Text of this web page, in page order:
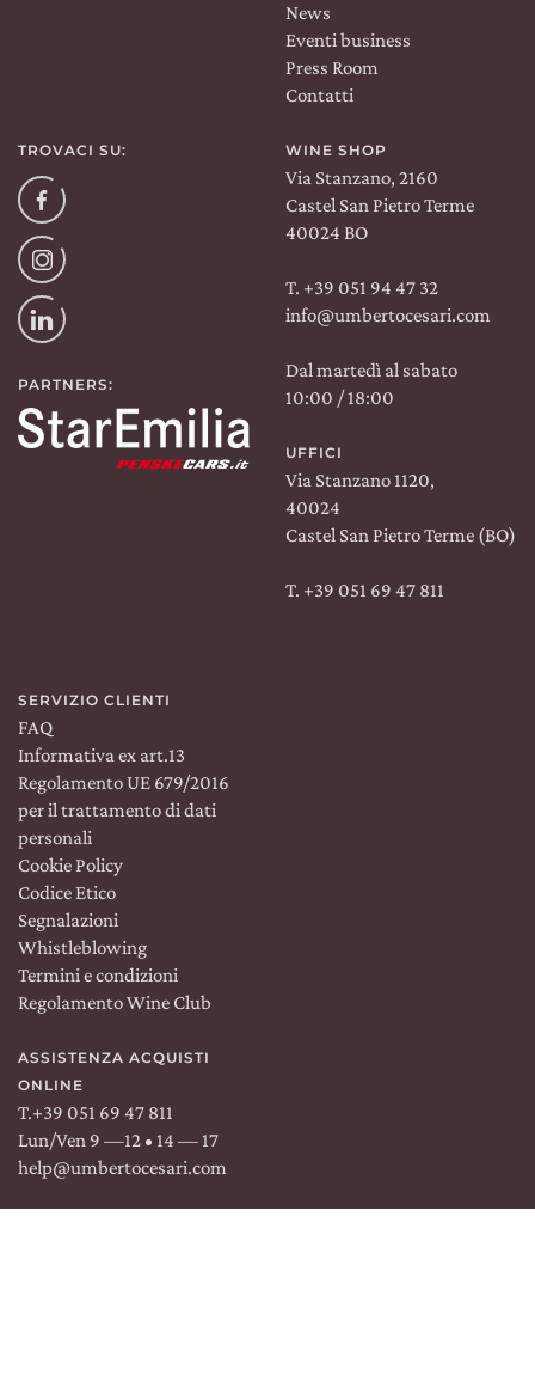
News
Eventi business
Press Room
Contatti
TROVACI SU:
Facebook
Instagram
Linkedin
PARTNERS:
WINE SHOP
Via Stanzano, 2160
Castel San Pietro Terme
40024 BO
T. +39 051 94 47 32
info@umbertocesari.com
Dal martedì al sabato
10:00 / 18:00
UFFICI
Via Stanzano 1120,
40024
Castel San Pietro Terme (BO)
T. +39 051 69 47 811
SERVIZIO CLIENTI
FAQ
Informativa ex art.13
Regolamento UE 679/2016
per il trattamento di dati
personali
Cookie Policy
Codice Etico
Segnalazioni
Whistleblowing
Termini e condizioni
Regolamento Wine Club
ASSISTENZA ACQUISTI
ONLINE
T.+39 051 69 47 811
Lun/Ven 9 —12 • 14 — 17
help@umbertocesari.com